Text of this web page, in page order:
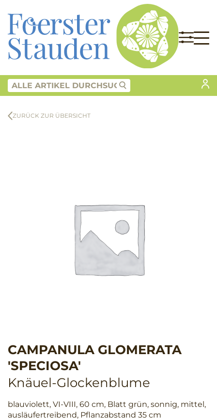
ZURÜCK ZUR ÜBERSICHT
CAMPANULA GLOMERATA
'SPECIOSA'
Knäuel-Glockenblume
blauviolett, VI-VIII, 60 cm, Blatt grün, sonnig, mittel,
ausläufertreibend, Pflanzabstand 35 cm